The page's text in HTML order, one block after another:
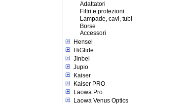
Adattatori
Filtri e protezioni
Lampade, cavi, tubi
Borse
Accessori
Hensel
HiGlide
Jinbei
Jupio
Kaiser
Kaiser PRO
Laowa Pro
Laowa Venus Optics